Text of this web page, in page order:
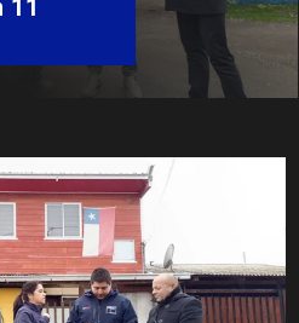
con
Corto